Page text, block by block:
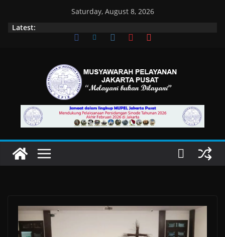
Saturday, August 8, 2026
Latest: